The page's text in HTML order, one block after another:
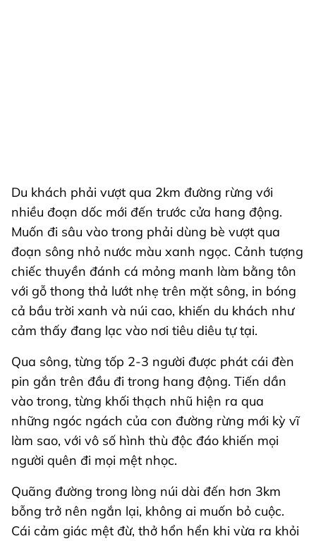
Du khách phải vượt qua 2km đường rừng với
nhiều đoạn dốc mới đến trước cửa hang động.
Muốn đi sâu vào trong phải dùng bè vượt qua
đoạn sông nhỏ nước màu xanh ngọc. Cảnh tượng
chiếc thuyền đánh cá mỏng manh làm bằng tôn
với gỗ thong thả lướt nhẹ trên mặt sông, in bóng
cả bầu trời xanh và núi cao, khiến du khách như
cảm thấy đang lạc vào nơi tiêu diêu tự tại.
Qua sông, từng tốp 2-3 người được phát cái đèn
pin gắn trên đầu đi trong hang động. Tiến dần
vào trong, từng khối thạch nhũ hiện ra qua
những ngóc ngách của con đường rừng mới kỳ vĩ
làm sao, với vô số hình thù độc đáo khiến mọi
người quên đi mọi mệt nhọc.
Quãng đường trong lòng núi dài đến hơn 3km
bỗng trở nên ngắn lại, không ai muốn bỏ cuộc.
Cái cảm giác mệt đừ, thở hổn hển khi vừa ra khỏi